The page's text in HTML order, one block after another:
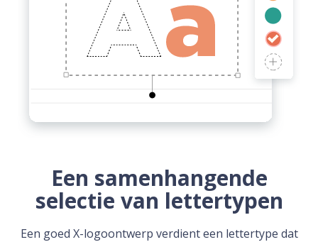
Een samenhangende
selectie van lettertypen
Een goed X-logoontwerp verdient een lettertype dat